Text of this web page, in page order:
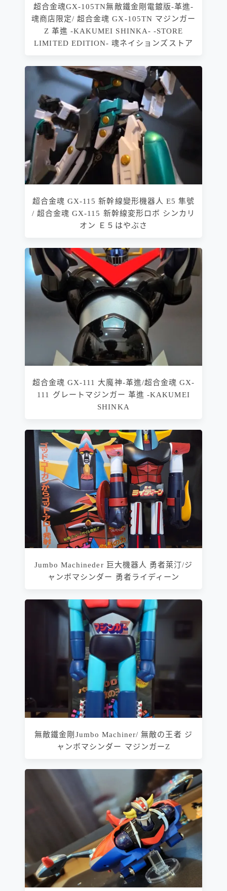
超合金魂GX-105TN無敵鐵金剛電鍍版-革進-
魂商店限定/ 超合金魂 GX-105TN マジンガー
Z 革進 -KAKUMEI SHINKA- -STORE
LIMITED EDITION- 魂ネイションズストア
超合金魂 GX-115 新幹線變形機器人 E5 隼號
/ 超合金魂 GX-115 新幹線変形ロボ シンカリ
オン Ｅ５はやぶさ
超合金魂 GX-111 大魔神-革進/超合金魂 GX-
111 グレートマジンガー 革進 -KAKUMEI
SHINKA
Jumbo Machineder 巨大機器人 勇者萊汀/ジ
ャンボマシンダー 勇者ライディーン
無敵鐵金剛Jumbo Machiner/ 無敵の王者 ジ
ャンボマシンダー マジンガーZ